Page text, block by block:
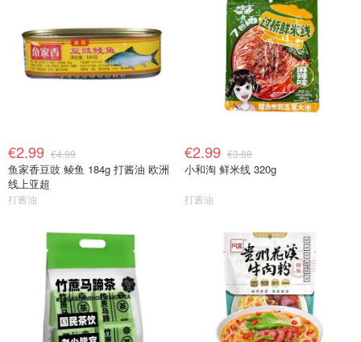
€2.99 €4.99
鱼家香豆豉 鲮鱼 184g 打酱油 欧洲
线上亚超
打酱油
€2.99 €3.88
小和淘 鲜米线 320g
打酱油